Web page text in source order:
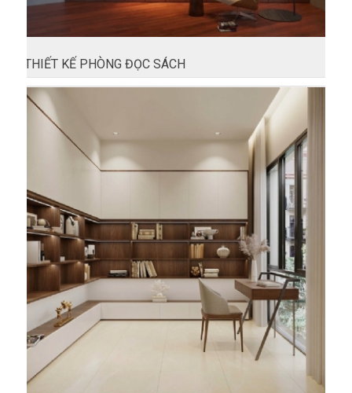
THIẾT KẾ PHÒNG ĐỌC SÁCH